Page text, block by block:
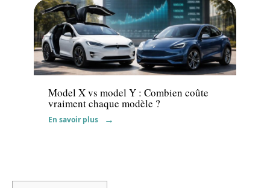
Voiture
Model X vs model Y : Combien coûte
vraiment chaque modèle ?
En savoir plus